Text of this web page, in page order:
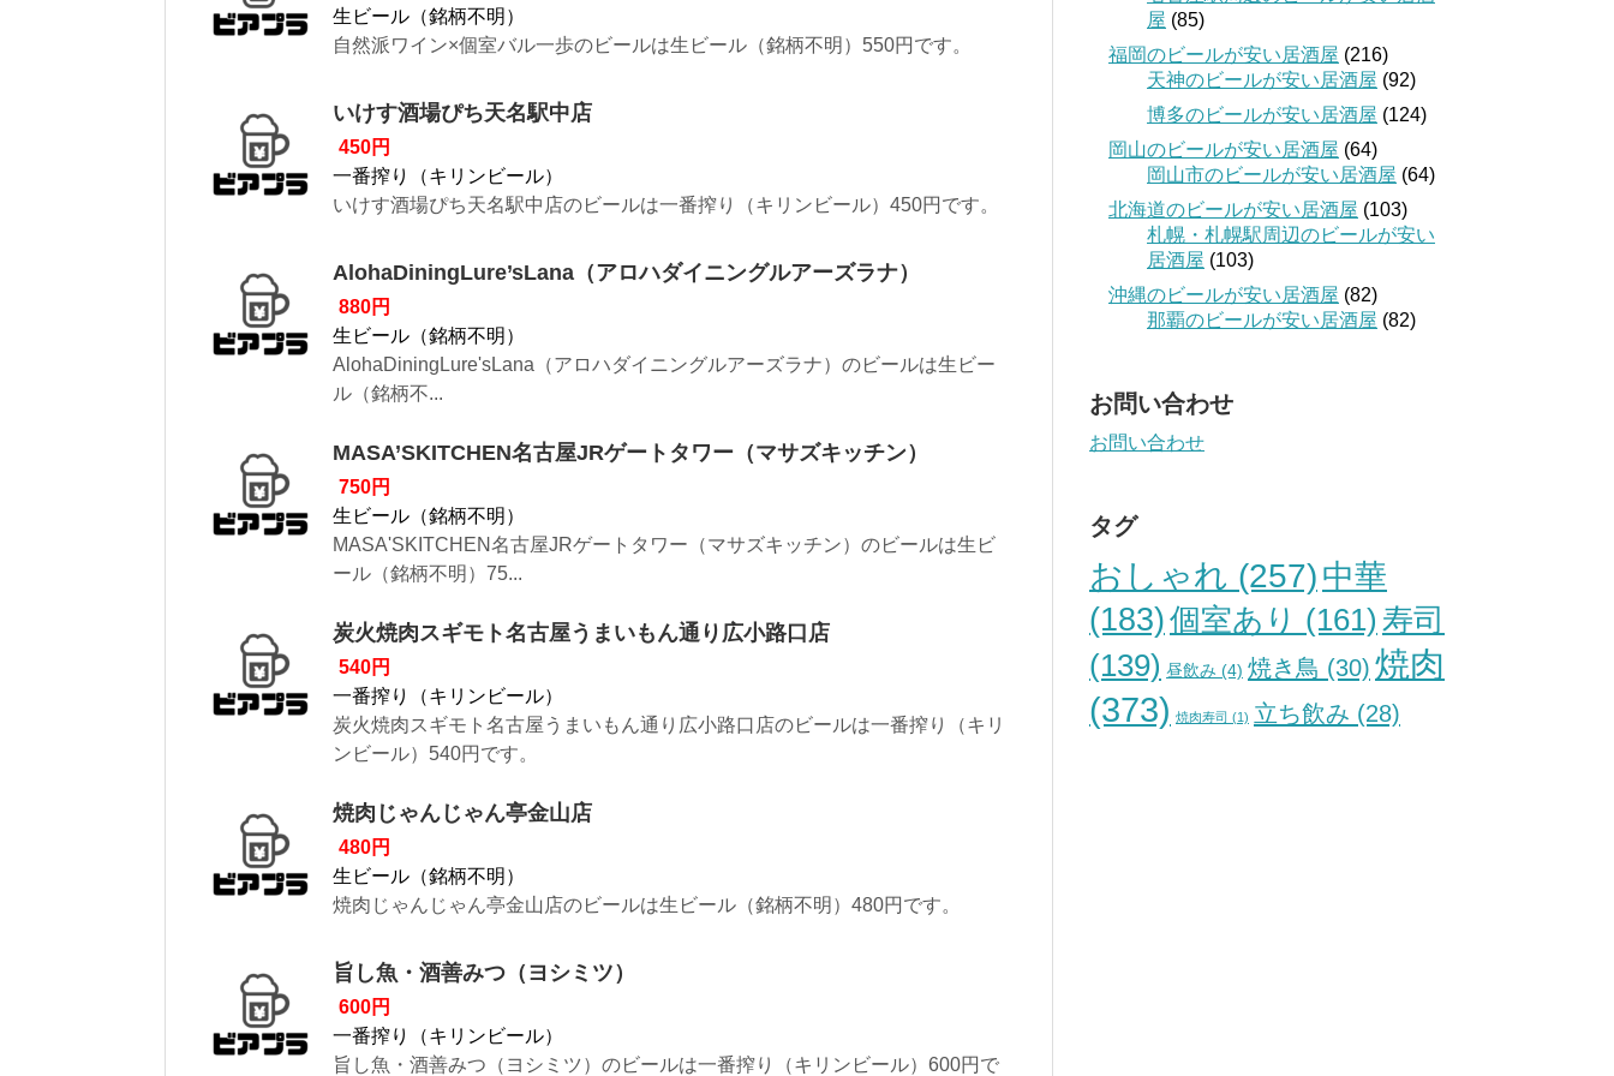
生ビール（銘柄不明）
自然派ワイン×個室バル一歩のビールは生ビール（銘柄不明）550円です。
いけす酒場ぴち天名駅中店
450円
一番搾り（キリンビール）
いけす酒場ぴち天名駅中店のビールは一番搾り（キリンビール）450円です。
AlohaDiningLure’sLana（アロハダイニングルアーズラナ）
880円
生ビール（銘柄不明）
AlohaDiningLure'sLana（アロハダイニングルアーズラナ）のビールは生ビー
ル（銘柄不...
MASA’SKITCHEN名古屋JRゲートタワー（マサズキッチン）
750円
生ビール（銘柄不明）
MASA'SKITCHEN名古屋JRゲートタワー（マサズキッチン）のビールは生ビ
ール（銘柄不明）75...
炭火焼肉スギモト名古屋うまいもん通り広小路口店
540円
一番搾り（キリンビール）
炭火焼肉スギモト名古屋うまいもん通り広小路口店のビールは一番搾り（キリ
ンビール）540円です。
焼肉じゃんじゃん亭金山店
480円
生ビール（銘柄不明）
焼肉じゃんじゃん亭金山店のビールは生ビール（銘柄不明）480円です。
旨し魚・酒善みつ（ヨシミツ）
600円
一番搾り（キリンビール）
旨し魚・酒善みつ（ヨシミツ）のビールは一番搾り（キリンビール）600円で
屋 (85)
福岡のビールが安い居酒屋 (216)
天神のビールが安い居酒屋 (92)
博多のビールが安い居酒屋 (124)
岡山のビールが安い居酒屋 (64)
岡山市のビールが安い居酒屋 (64)
北海道のビールが安い居酒屋 (103)
札幌・札幌駅周辺のビールが安い
居酒屋 (103)
沖縄のビールが安い居酒屋 (82)
那覇のビールが安い居酒屋 (82)
お問い合わせ
お問い合わせ
タグ
おしゃれ (257) 中華
(183)個室あり (161) 寿司
(139) 昼飲み (4) 焼き鳥 (30) 焼肉
(373) 焼肉寿司 (1) 立ち飲み (28)